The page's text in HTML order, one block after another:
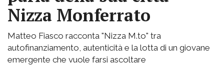
Nizza Monferrato
Matteo Fiasco racconta "Nizza M.to" tra
autofinanziamento, autenticità e la lotta di un giovane
emergente che vuole farsi ascoltare